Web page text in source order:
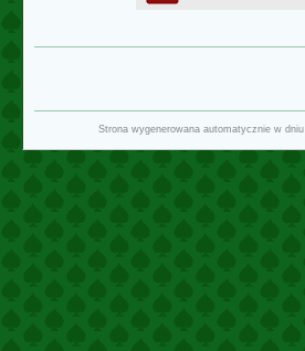
Strona wygenerowana automatycznie w dniu